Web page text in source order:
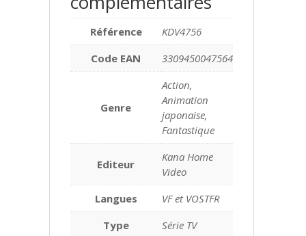
Référence
KDV4756
Code EAN
3309450047564
Genre
Action,
Animation
japonaise,
Fantastique
Editeur
Kana Home
Video
Langues
VF et VOSTFR
Type
Série TV